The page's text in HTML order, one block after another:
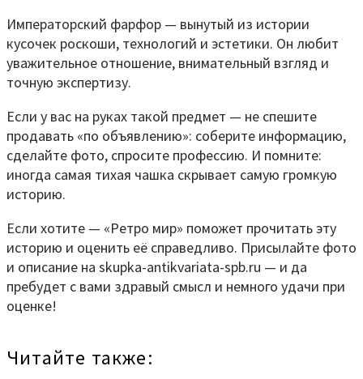
Императорский фарфор — вынутый из истории
кусочек роскоши, технологий и эстетики. Он любит
уважительное отношение, внимательный взгляд и
точную экспертизу.
Если у вас на руках такой предмет — не спешите
продавать «по объявлению»: соберите информацию,
сделайте фото, спросите профессию. И помните:
иногда самая тихая чашка скрывает самую громкую
историю.
Если хотите — «Ретро мир» поможет прочитать эту
историю и оценить её справедливо. Присылайте фото
и описание на skupka-antikvariata-spb.ru — и да
пребудет с вами здравый смысл и немного удачи при
оценке!
Читайте также: